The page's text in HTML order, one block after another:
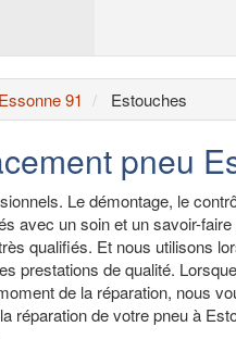
Essonne 91 Estouches
pneu
Le démontage, le
avec un soin et un savoir-
qualifiés. Et nous utilisons
prestations de qualité.
de la réparation, nous
réparation de votre pneu à